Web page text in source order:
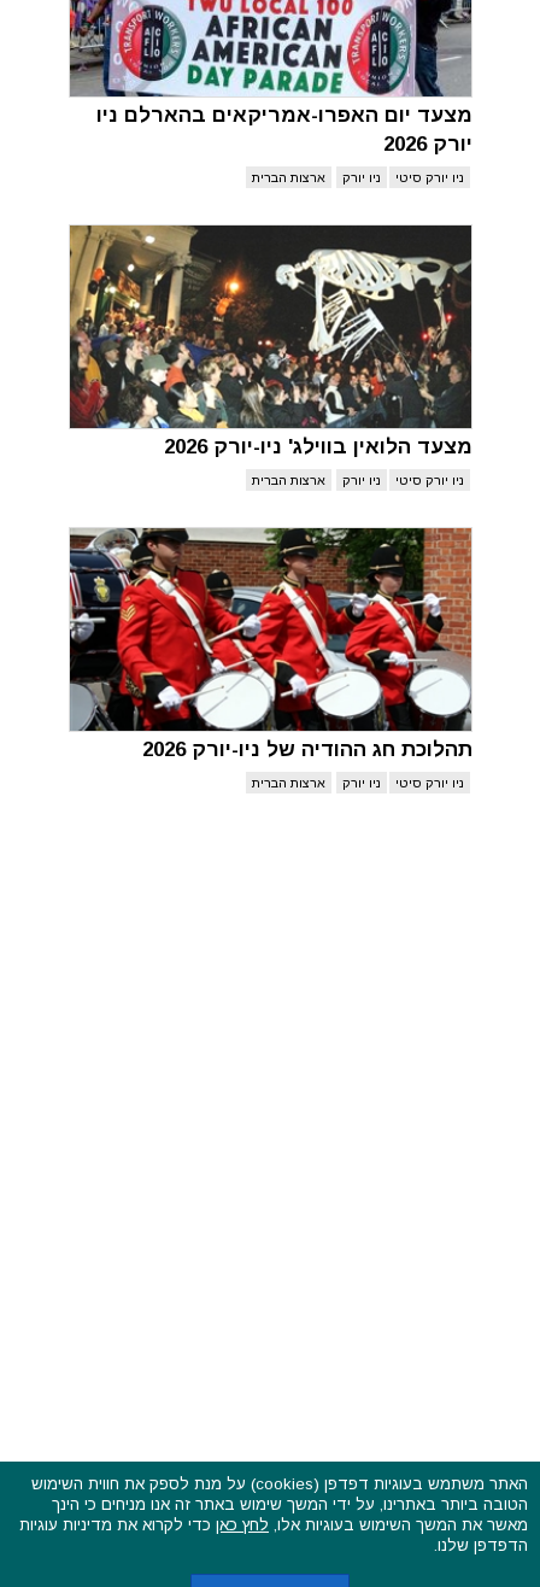
מצעד יום האפרו-אמריקאים בהארלם ניו
יורק 2026
ניו יורק סיטי ניו יורק ארצות הברית
מצעד הלואין בווילג' ניו-יורק 2026
ניו יורק סיטי ניו יורק ארצות הברית
תהלוכת חג ההודיה של ניו-יורק 2026
ניו יורק סיטי ניו יורק ארצות הברית
פסטיבלים וקרנבלים בעולם - כל הזכויות שמורות © 2015 - 2026
בשותפות עםCarniFest Online
האתר משתמש בעוגיות דפדפן (cookies) על מנת לספק את חווית השימוש
הטובה ביותר באתרינו, על ידי המשך שימוש באתר זה אנו מניחים כי הינך
מאשר את המשך השימוש בעוגיות אלו, לחץ כאן כדי לקרוא את מדיניות עוגיות
הדפדפן שלנו.